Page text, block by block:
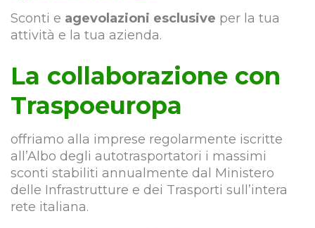
Sconti e agevolazioni esclusive per la tua
attività e la tua azienda.
La collaborazione con
Traspoeuropa
offriamo alla imprese regolarmente iscritte
all’Albo degli autotrasportatori i massimi
sconti stabiliti annualmente dal Ministero
delle Infrastrutture e dei Trasporti sull’intera
rete italiana.